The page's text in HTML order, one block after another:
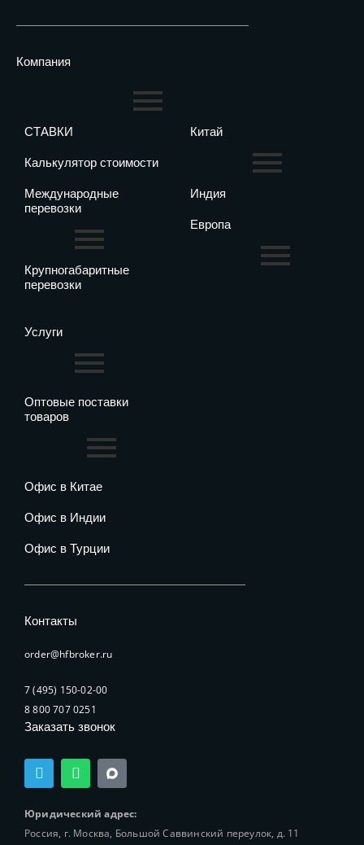
Компания
СТАВКИ
Калькулятор стоимости
Международные
перевозки
Крупногабаритные
перевозки
Китай
Индия
Европа
Услуги
Оптовые поставки
товаров
Офис в Китае
Офис в Индии
Офис в Турции
Контакты
order@hfbroker.ru
7 (495) 150-02-00
8 800 707 0251
Заказать звонок
T
e
l
e
g
r
W
h
a
t
s
a
Юридический адрес:
Россия, г. Москва, Большой Саввинский переулок, д. 11